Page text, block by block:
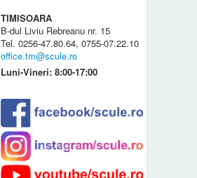
TIMISOARA
B-dul Liviu Rebreanu nr. 15
Tel. 0256-47.80.64, 0755-07.22.10
office.tm@scule.ro
Luni-Vineri: 8:00-17:00